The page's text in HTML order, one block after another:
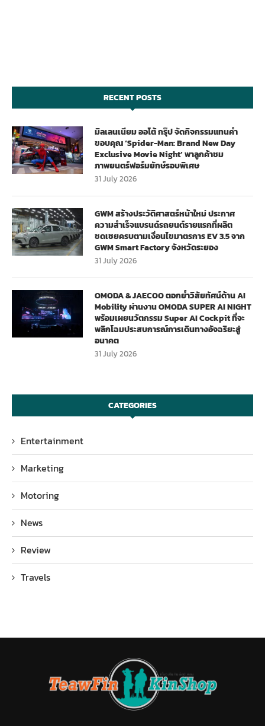
RECENT POSTS
มิลเลนเนียม ออโต้ กรุ๊ป จัดกิจกรรมแทนคำ
ขอบคุณ ‘Spider-Man: Brand New Day
Exclusive Movie Night’ พาลูกค้าชม
ภาพยนตร์ฟอร์มยักษ์รอบพิเศษ
31 July 2026
GWM สร้างประวัติศาสตร์หน้าใหม่ ประกาศ
ความสำเร็จแบรนด์รถยนต์รายแรกที่ผลิต
ชดเชยครบตามเงื่อนไขมาตรการ EV 3.5 จาก
GWM Smart Factory จังหวัดระยอง
31 July 2026
OMODA & JAECOO ตอกย้ำวิสัยทัศน์ด้าน AI
Mobility ผ่านงาน OMODA SUPER AI NIGHT
พร้อมเผยนวัตกรรม Super AI Cockpit ที่จะ
พลิกโฉมประสบการณ์การเดินทางอัจฉริยะสู่
อนาคต
31 July 2026
CATEGORIES
Entertainment
Marketing
Motoring
News
Review
Travels